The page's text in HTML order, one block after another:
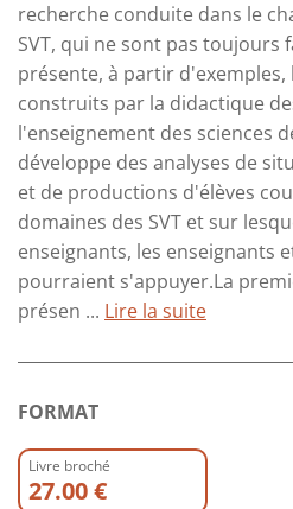
recherche conduite dans le
SVT, qui ne sont pas toujours
présente, à partir
construits par la didactique
l'enseignement des sciences
développe des analyses de
et de productions d'élèves
domaines des SVT et sur
enseignants, les enseignants
pourraient s'appuyer.La
présen ... Lire la suite
FORMAT
Livre broché
27.00 €